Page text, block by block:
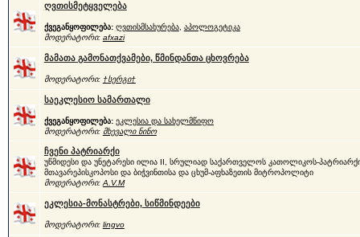
ღვთისმეტყველება
ქვეგანყოფილება: ღვთისმსახურება, აპოლოგეტიკა
მოდერატორი: afxazi
მამათა გამონათქვამები, წმინდანთა ცხოვრება
მოდერატორი: †სერგი†
საეკლესიო სამართალი
ქვეგანყოფილება: ეკლესია და სახელმწიფო
მოდერატორი: მხევალი ნინო
ჩვენი პატრიარქი
უწმიდესი და უნეტარესი ილია II, სრულიად საქართველოს კათოლიკოს-
მთავარეპისკოპოსი და ბიჭვინთისა და ცხუმ-აფხაზეთის მიტროპოლიტი
მოდერატორი: A.V.M
ეკლესია-მონასტრები, სიწმინდეები
მოდერატორი: lingvo